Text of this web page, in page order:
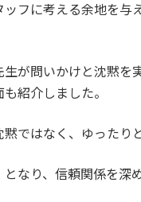
フに考える余地を与
が問いかけと沈黙を
紹介しました。
ではなく、ゆったり
なり、信頼関係を深